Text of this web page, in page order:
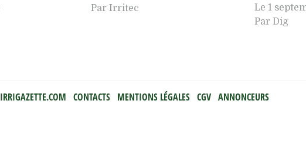
Par Irritec
Le 1
Par Dig
IRRIGAZETTE.COM CONTACTS MENTIONS LÉGALES CGV ANNONCEURS